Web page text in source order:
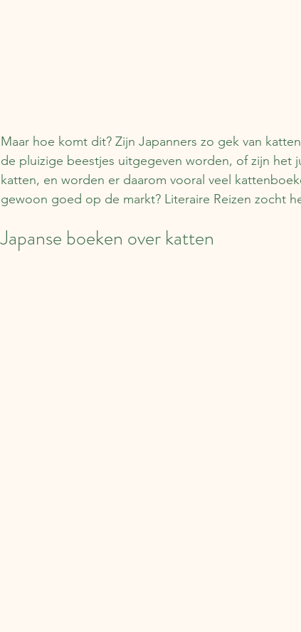
Maar hoe komt dit? Zijn Japanners zo gek van
de pluizige beestjes uitgegeven worden, of zijn het
katten, en worden er daarom vooral veel
gewoon goed op de markt? Literaire Reizen zocht
Japanse boeken over katten